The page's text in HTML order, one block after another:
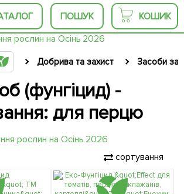
ПОШУК КОШИК
Добрива та захист Засоби
(фунгіцид) -
для перцю
сортування